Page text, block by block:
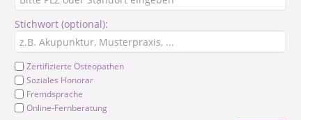
Stichwort (optional):
Zertifizierte Osteopathen
Soziales Honorar
Fremdsprache
Online-Fernberatung